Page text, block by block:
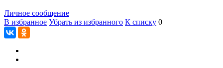
Личное сообщение
В избранное Убрать из избранного К списку 0